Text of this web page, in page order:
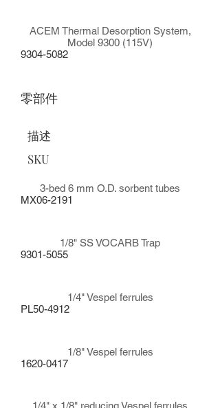
ACEM Thermal Desorption System,
Model 9300 (115V)
9304-5082
零部件
描述
SKU
3-bed 6 mm O.D. sorbent tubes
MX06-2191
1/8" SS VOCARB Trap
9301-5055
1/4" Vespel ferrules
PL50-4912
1/8" Vespel ferrules
1620-0417